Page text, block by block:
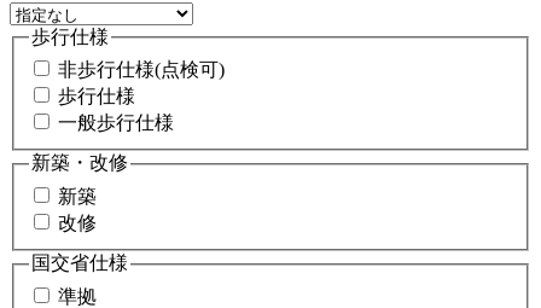
歩行仕様
非歩行仕様(点検可)
歩行仕様
一般歩行仕様
新築・改修
新築
改修
国交省仕様
準拠